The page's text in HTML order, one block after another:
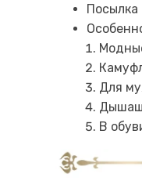
Посылка
Для
В